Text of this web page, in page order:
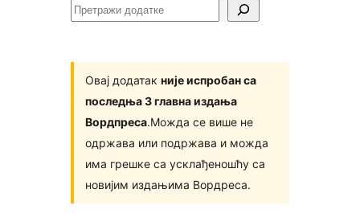
Претражи
Овај додатак није испробан са
последња 3 главна издања
Вордпреса.Можда се више не
одржава или подржава и можда
има грешке са усклађеношћу са
новијим издањима Вордреса.